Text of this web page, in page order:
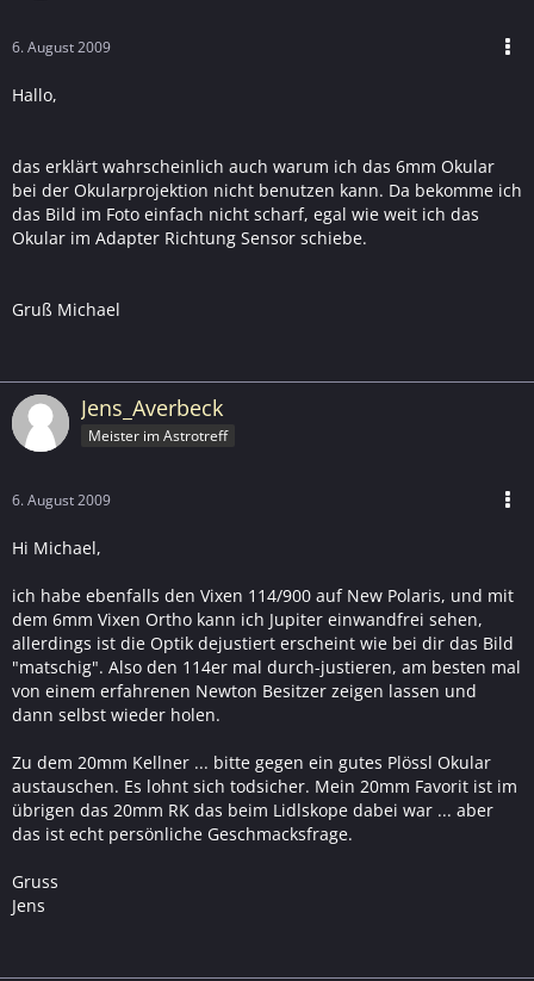
6. August 2009
Hallo,
das erklärt wahrscheinlich auch warum ich das 6mm Okular
bei der Okularprojektion nicht benutzen kann. Da bekomme ich
das Bild im Foto einfach nicht scharf, egal wie weit ich das
Okular im Adapter Richtung Sensor schiebe.
Gruß Michael
Jens_Averbeck
Meister im Astrotreff
6. August 2009
Hi Michael,
ich habe ebenfalls den Vixen 114/900 auf New Polaris, und mit
dem 6mm Vixen Ortho kann ich Jupiter einwandfrei sehen,
allerdings ist die Optik dejustiert erscheint wie bei dir das Bild
"matschig". Also den 114er mal durch-justieren, am besten mal
von einem erfahrenen Newton Besitzer zeigen lassen und
dann selbst wieder holen.
Zu dem 20mm Kellner ... bitte gegen ein gutes Plössl Okular
austauschen. Es lohnt sich todsicher. Mein 20mm Favorit ist im
übrigen das 20mm RK das beim Lidlskope dabei war ... aber
das ist echt persönliche Geschmacksfrage.
Gruss
Jens